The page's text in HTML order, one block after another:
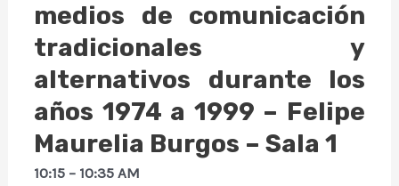
medios de comunicación
tradicionales y
alternativos durante los
años 1974 a 1999 – Felipe
Maurelia Burgos – Sala 1
10:15 – 10:35 AM